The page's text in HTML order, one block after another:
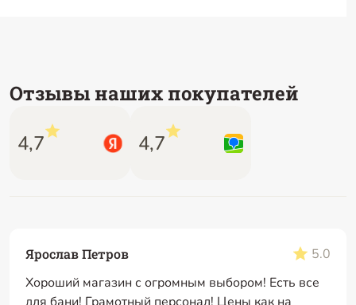
Отзывы наших покупателей
4,7
4,7
Ярослав Петров
5.0
Хороший магазин с огромным выбором! Есть все